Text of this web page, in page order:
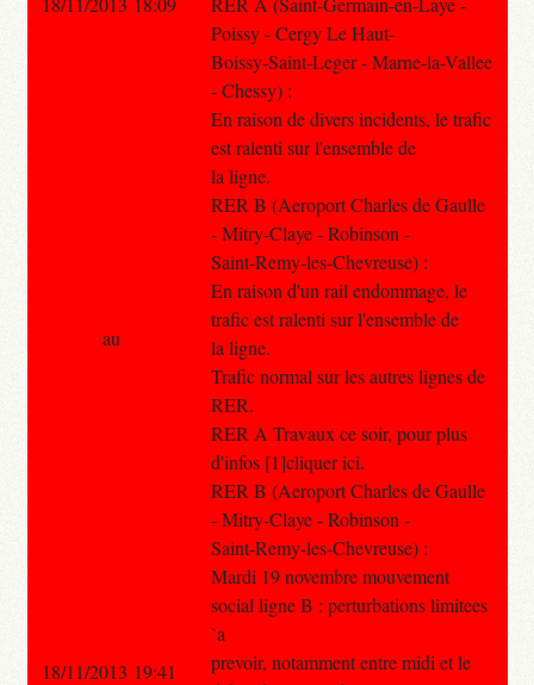
Poissy - Cergy Le Haut-
Boissy-Saint-Leger - Marne-la-Vallee
- Chessy) :
En raison de divers incidents, le trafic
est ralenti sur l'ensemble de
la ligne.
RER B (Aeroport Charles de Gaulle
- Mitry-Claye - Robinson -
Saint-Remy-les-Chevreuse) :
En raison d'un rail endommage, le
trafic est ralenti sur l'ensemble de
la ligne.
Trafic normal sur les autres lignes de
RER.
RER A Travaux ce soir, pour plus
d'infos [1]cliquer ici.
RER B (Aeroport Charles de Gaulle
- Mitry-Claye - Robinson -
Saint-Remy-les-Chevreuse) :
Mardi 19 novembre mouvement
social ligne B : perturbations limitees
`a
prevoir, notamment entre midi et le
au
18/11/2013 19:41